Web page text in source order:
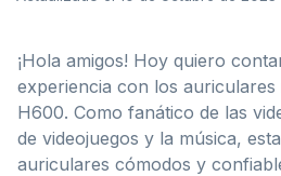
¡Hola amigos! Hoy quiero
experiencia con los
H600. Como fanático de las
de videojuegos y la música,
auriculares cómodos y